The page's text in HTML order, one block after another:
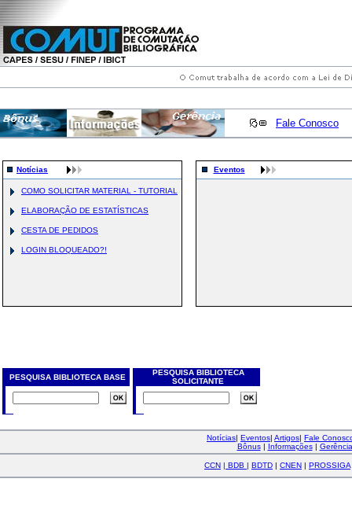
Fale Conosco
Notícias
COMO SOLICITAR MATERIAL - TUTORIAL
ELABORAÇÃO DE ESTATÍSTICAS
CESTA DE PEDIDOS
LOGIN BLOQUEADO?!
Eventos
PESQUISA BIBLIOTECA BASE
PESQUISA BIBLIOTECA
SOLICITANTE
Notícias| Eventos| Artigos| Fale
Bônus| Informações| Gerência
CCN | BDB | BDTD | CNEN | PROSSIGA